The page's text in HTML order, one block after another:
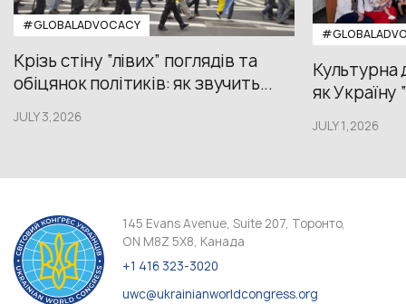
#GLOBALADVOCACY
Крізь стіну “лівих” поглядів та
обіцянок політиків: як звучить...
JULY 3,2026
Культурна
як
JULY 1,2026
145 Evans Avenue, Suite 207, Торонто,
ON M8Z 5X8, Канада
+1 416 323-3020
uwc@ukrainianworldcongress.org